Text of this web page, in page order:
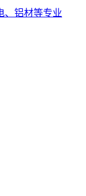
、铝材等专业